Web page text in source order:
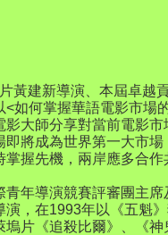
黃建新導演、本屆卓越
如何掌握華語電影市場
大師分享對當前電影
將成為世界第一大市場
握先機，兩岸應多合作
年導演競賽評審團主
，在1993年以《五魁
片《追殺比爾》、《